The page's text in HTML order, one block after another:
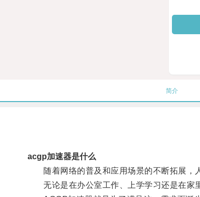
简介
acgp加速器是什么
随着网络的普及和应用场景的不断拓展，
无论是在办公室工作、上学学习还是在家里